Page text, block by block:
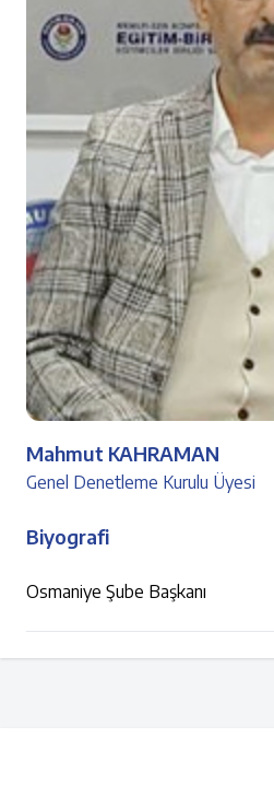
Mahmut KAHRAMAN
Genel Denetleme Kurulu Üyesi
Biyografi
Osmaniye Şube Başkanı